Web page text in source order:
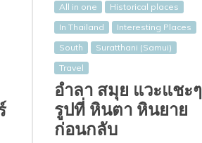
All in one
Historical places
In Thailand
Interesting Places
South
Suratthani (Samui)
Travel
อำลา สมุย แวะแชะๆ
รูปที่ หินตา หินยาย
ก่อนกลับ